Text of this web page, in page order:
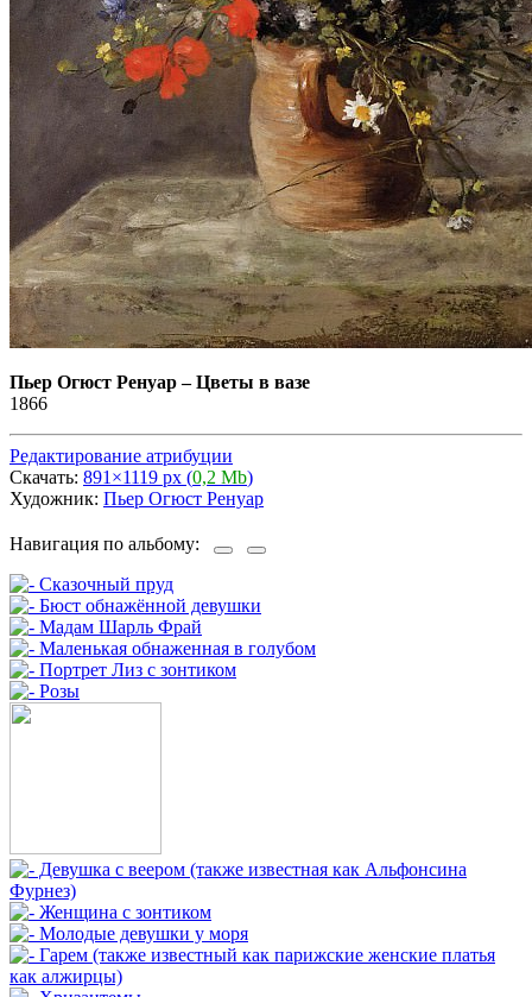
Пьер Огюст Ренуар–Цветы в вазе
1866
Редактирование атрибуции
Скачать: 891×1119 px (0,2 Mb)
Художник: Пьер Огюст Ренуар
Навигация по альбому: